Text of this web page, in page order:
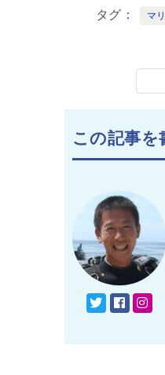
タグ マ
この記事を